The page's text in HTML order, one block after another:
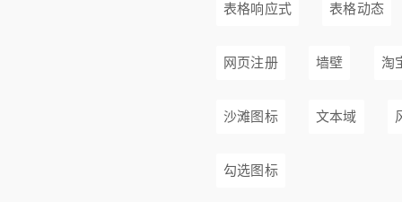
表格响应式 表格动态
网页注册 墙壁 淘
沙滩图标 文本域
勾选图标